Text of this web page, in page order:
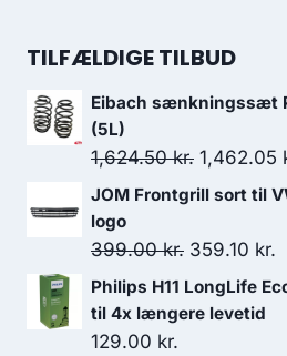
pris
99.95 kr..
TILFÆLDIGE TILBUD
Eibach sænkningssæt
(5L)
1,624.50kr. Den
var:
1,624.50
1,462.05
JOM Frontgrill sort til
logo
399.00kr. Den
oprindelige
pris
359.10 kr.
Philips H11 LongLife
til 4x længere levetid
129.00 kr.